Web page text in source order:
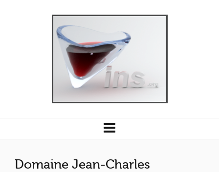
Domaine Jean-Charles